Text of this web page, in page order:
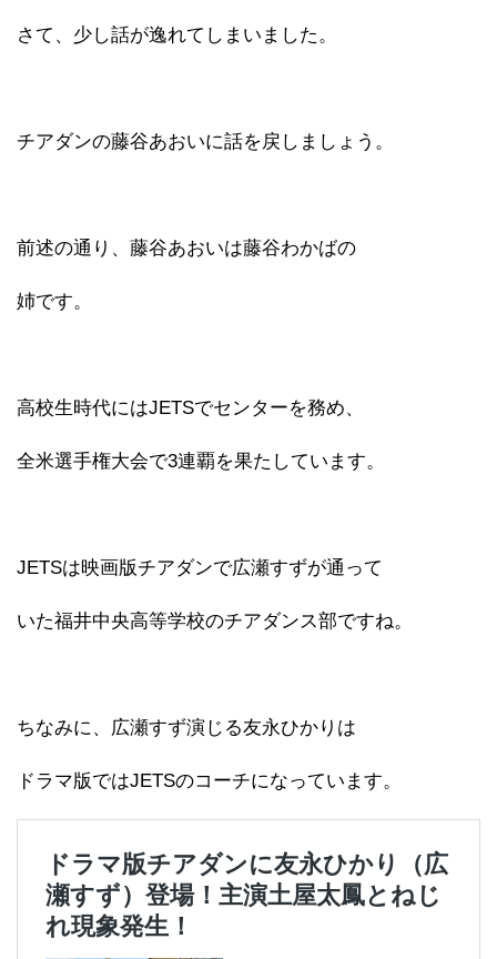
さて、少し話が逸れてしまいました。
チアダンの藤谷あおいに話を戻しましょう。
前述の通り、藤谷あおいは藤谷わかばの
姉です。
高校生時代にはJETSでセンターを務め、
全米選手権大会で3連覇を果たしています。
JETSは映画版チアダンで広瀬すずが通って
いた福井中央高等学校のチアダンス部ですね。
ちなみに、広瀬すず演じる友永ひかりは
ドラマ版ではJETSのコーチになっています。